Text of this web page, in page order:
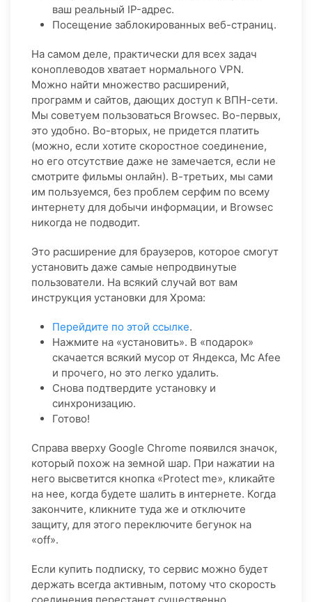
ваш реальный IP-адрес.
Посещение заблокированных веб-страниц.
На самом деле, практически для всех задач
коноплеводов хватает нормального VPN.
Можно найти множество расширений,
программ и сайтов, дающих доступ к ВПН-сети.
Мы советуем пользоваться Browsec. Во-первых,
это удобно. Во-вторых, не придется платить
(можно, если хотите скоростное соединение,
но его отсутствие даже не замечается, если не
смотрите фильмы онлайн). В-третьих, мы сами
им пользуемся, без проблем серфим по всему
интернету для добычи информации, и Browsec
никогда не подводит.
Это расширение для браузеров, которое смогут
установить даже самые непродвинутые
пользователи. На всякий случай вот вам
инструкция установки для Хрома:
Перейдите по этой ссылке.
Нажмите на «установить». В «подарок»
скачается всякий мусор от Яндекса, Mc Afee
и прочего, но это легко удалить.
Снова подтвердите установку и
синхронизацию.
Готово!
Справа вверху Google Chrome появился значок,
который похож на земной шар. При нажатии на
него высветится кнопка «Protect me», кликайте
на нее, когда будете шалить в интернете. Когда
закончите, кликните туда же и отключите
защиту, для этого переключите бегунок на
«off».
Если купить подписку, то сервис можно будет
держать всегда активным, потому что скорость